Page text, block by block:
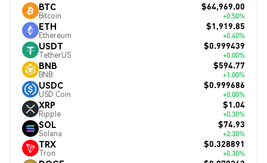
BTC
Bitcoin
$64,969.00
+0.50%
ETH
Ethereum
$1,919.85
+0.40%
USDT
TetherUS
$0.999439
+0.00%
BNB
BNB
$594.77
+1.00%
USDC
USD Coin
$0.999686
+0.00%
XRP
Ripple
$1.04
+0.30%
SOL
Solana
$74.93
+2.30%
TRX
Tron
$0.328891
+0.30%